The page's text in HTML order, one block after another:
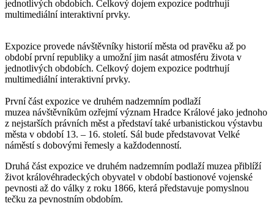
jednotlivých obdobích. Celkový dojem expozice podtrhují
multimediální interaktivní prvky.
Expozice provede návštěvníky historií města od pravěku až po
období první republiky a umožní jim nasát atmosféru života v
jednotlivých obdobích. Celkový dojem expozice podtrhují
multimediální interaktivní prvky.
První část expozice ve druhém nadzemním podlaží
muzea návštěvníkům ozřejmí význam Hradce Králové jako jednoho
z nejstarších právních měst a představí také urbanistickou výstavbu
města v období 13. – 16. století. Sál bude představovat Velké
náměstí s dobovými řemesly a každodenností.
Druhá část expozice ve druhém nadzemním podlaží muzea přiblíží
život královéhradeckých obyvatel v období bastionové vojenské
pevnosti až do války z roku 1866, která představuje pomyslnou
tečku za pevnostním obdobím.